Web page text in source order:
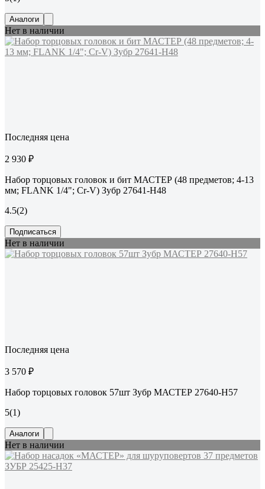
Аналоги
Нет в наличии
Последняя цена
2 930 ₽
Набор торцовых головок и бит МАСТЕР (48 предметов; 4-13
мм; FLANK 1/4"; Cr-V) Зубр 27641-H48
4.5(2)
Подписаться
Нет в наличии
Последняя цена
3 570 ₽
Набор торцовых головок 57шт Зубр МАСТЕР 27640-H57
5(1)
Аналоги
Нет в наличии